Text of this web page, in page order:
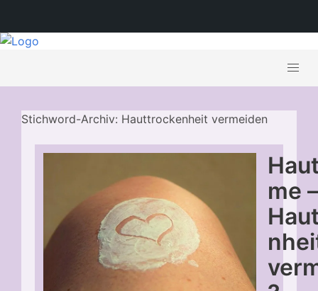
Stichword-Archiv: Hauttrockenheit vermeiden
me